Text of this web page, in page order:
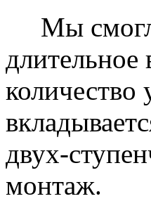
Мы
двух-
монтаж.